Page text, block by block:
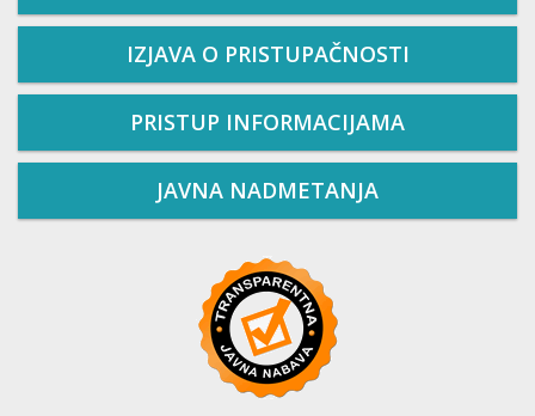
IZJAVA O PRISTUPAČNOSTI
PRISTUP INFORMACIJAMA
JAVNA NADMETANJA